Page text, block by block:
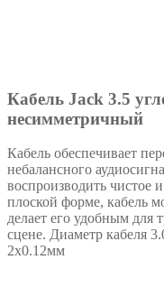
Кабель Jack 3.5
несимметричный
Кабель обеспечивает
небалансного
воспроизводить чистое
плоской форме, кабель
делает его удобным для
сцене. Диаметр кабеля
2x0.12мм